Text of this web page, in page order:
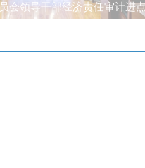
会领导干部经济责任审计进